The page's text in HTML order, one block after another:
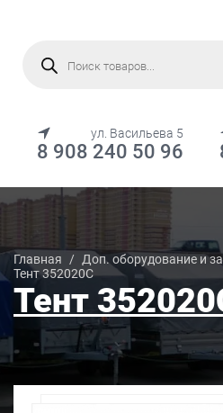
ул. Васильева 5
8 908 240 50 96
Главная / Доп. оборудование и
Тент 352020С
Тент